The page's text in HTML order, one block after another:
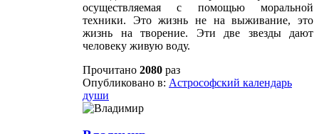
осуществляемая с помощью моральной
техники. Это жизнь не на выживание, это
жизнь на творение. Эти две звезды дают
человеку живую воду.
Прочитано 2080 раз
Опубликовано в: Астрософский календарь
души